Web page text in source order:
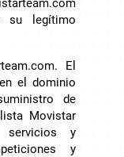
su legítimo
El
el dominio
de
Movistar
servicios y
y